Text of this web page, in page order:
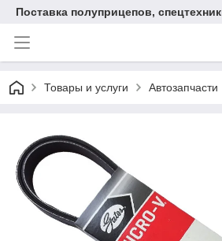
Поставка полуприцепов,
Товары и услуги Автозапчасти